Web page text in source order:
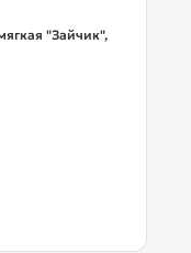
"Зайчик",